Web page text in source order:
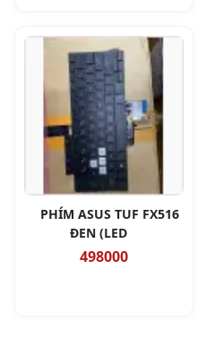
PHÍM ASUS TUF FX516
ĐEN (LED
498000